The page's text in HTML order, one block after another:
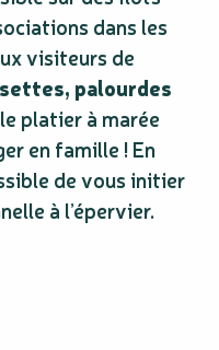
dans les
visiteurs de
palourdes
platier à marée
en famille ! En
de vous initier
à l’épervier.